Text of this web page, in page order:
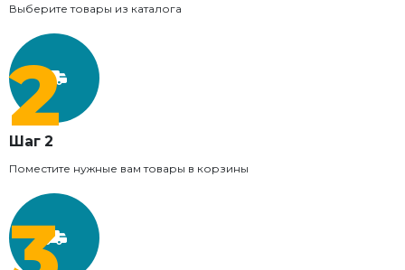
Выберите товары из каталога
Шаг 2
Поместите нужные вам товары в корзины